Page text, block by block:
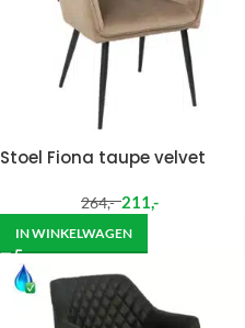
Stoel Fiona taupe velvet
264,- 211,-
IN WINKELWAGEN